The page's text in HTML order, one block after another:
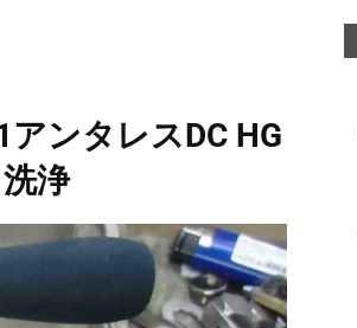
ンタレスDC HG
浄